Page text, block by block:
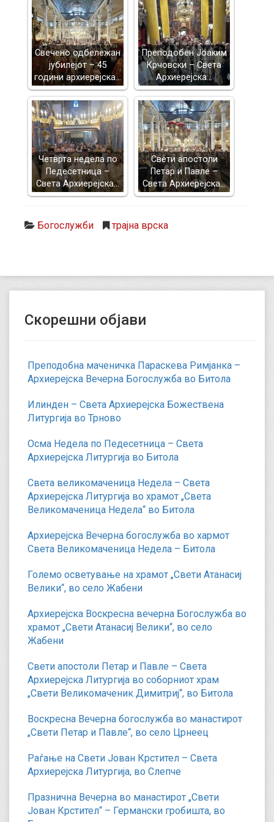
Свечено одбележан
јубилејот – 45
години архиерејска…
Преподобен Јоаким
Крчовски – Света
Архиерејска…
Четврта недела по
Педесетница –
Света Архиерејска…
Свети апостоли
Петар и Павле –
Света Архиерејска…
Богослужби трајна врска
Скорешни објави
Преподобна маченичка Параскева Римјанка –
Архиерејска Вечерна Богослужба во Битола
Илинден – Света Архиерејска Божествена
Литургија во Трново
Осма Недела по Педесетница – Света
Архиерејска Литургија во Битола
Света великомаченица Недела – Света
Архиерејска Литургија во храмот „Света
Великомаченица Недела“ во Битола
Архиерејска Вечерна богослужба во хармот
Света Великомаченица Недела – Битола
Големо осветување на храмот „Свети Атанасиј
Велики“, во село Жабени
Архиерејска Воскресна вечерна Богослужба во
храмот „Свети Атанасиј Велики“, во село
Жабени
Свети апостоли Петар и Павле – Света
Архиерејска Литургија во соборниот храм
„Свети Великомаченик Димитриј“, во Битола
Воскресна Вечерна богослужба во манастирот
„Свети Петар и Павле“, во село Црнеец
Раѓање на Свети Јован Крстител – Света
Архиерејска Литургија, во Слепче
Празнична Вечерна во манастирот „Свети
Јован Крстител“ – Германски гробишта, во